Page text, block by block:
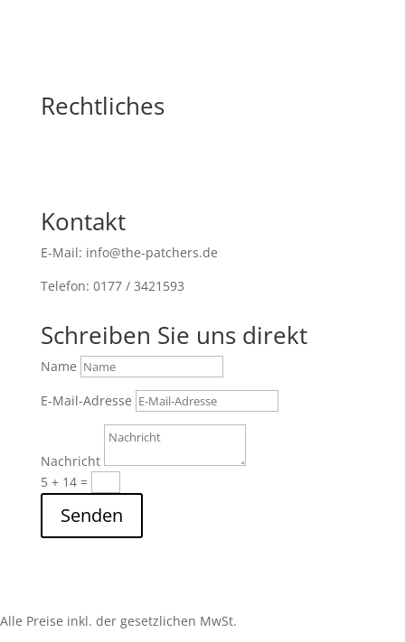
Rechtliches
Kontakt
E-Mail: info@the-patchers.de
Telefon: 0177 / 3421593
Schreiben Sie uns direkt
Name
E-Mail-Adresse
Nachricht
5 + 14=
Senden
Alle Preise inkl. der gesetzlichen MwSt.